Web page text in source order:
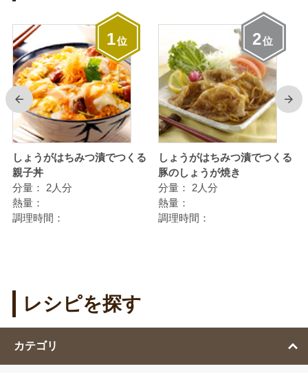
前
1位
しょうがはちみつ漬でつくる
親子丼
分量：
2人分
熱量：
調理時間：
2位
しょうがはちみつ漬でつくる
豚のしょうが焼き
分量：
2人分
熱量：
調理時間：
次
レシピを探す
カテゴリ